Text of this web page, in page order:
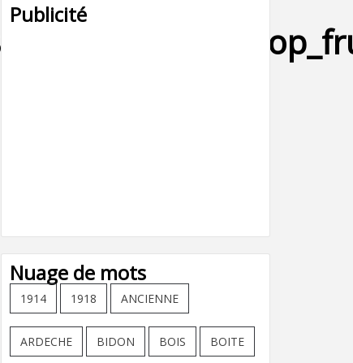
Publicité
Nuage de mots
1914 1918 ANCIENNE
ARDECHE BIDON BOIS BOITE